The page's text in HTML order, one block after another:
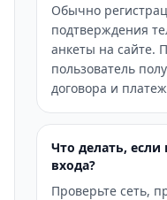
Обычно
подтверждения
анкеты на сайте.
пользователь
договора и
Что делать, если
входа?
Проверьте сеть,